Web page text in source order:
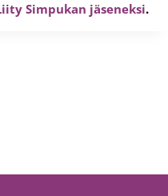
Simpukan jäseneksi.